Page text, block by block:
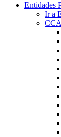
Entidades
Ir a